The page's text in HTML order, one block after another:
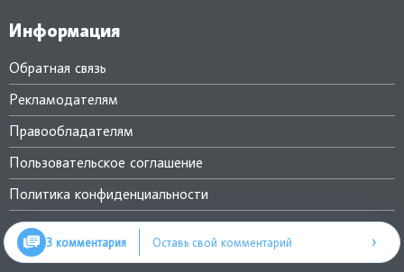
3 комментария Оставь свой комментарий ›
Информация
Обратная связь
Рекламодателям
Правообладателям
Пользовательское соглашение
Политика конфиденциальности
Популярное